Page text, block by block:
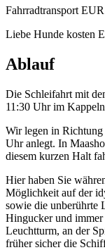
Fahrradtransport
Liebe Hunde kosten
Ablauf
Die Schleifahrt mit
11:30 Uhr im
Wir legen in
Uhr anlegt. In
diesem kurzen Halt
Hier haben Sie
Möglichkeit auf der
sowie die unberührte
Hingucker und
Leuchtturm, an der
früher sicher die